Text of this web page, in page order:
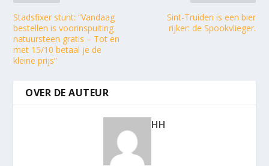
Stadsfixer stunt: “Vandaag
bestellen is voorinspuiting
natuursteen gratis – Tot en
met 15/10 betaal je de
kleine prijs”
Sint-Truiden is een bier
rijker: de Spookvlieger.
OVER DE AUTEUR
HH